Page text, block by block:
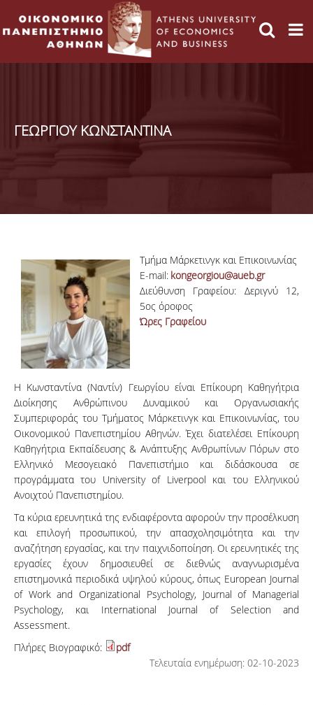
ΓΕΩΡΓΙΟΥ ΚΩΝΣΤΑΝΤΙΝΑ
Τμήμα Μάρκετινγκ και Επικοινωνίας
E-mail: kongeorgiou@aueb.gr
Διεύθυνση Γραφείου: Δεριγνύ 12,
5ος όροφος
Ώρες Γραφείου
Η Κωνσταντίνα (Ναντίν) Γεωργίου είναι Επίκουρη Καθηγήτρια
Διοίκησης Ανθρώπινου Δυναμικού και Οργανωσιακής
Συμπεριφοράς του Τμήματος Μάρκετινγκ και Επικοινωνίας, του
Οικονομικού Πανεπιστημίου Αθηνών. Έχει διατελέσει Επίκουρη
Καθηγήτρια Εκπαίδευσης & Ανάπτυξης Ανθρωπίνων Πόρων στο
Ελληνικό Μεσογειακό Πανεπιστήμιο και διδάσκουσα σε
προγράμματα του University of Liverpool και του Ελληνικού
Ανοιχτού Πανεπιστημίου.
Τα κύρια ερευνητικά της ενδιαφέροντα αφορούν την προσέλκυση
και επιλογή προσωπικού, την απασχολησιμότητα και την
αναζήτηση εργασίας, και την παιχνιδοποίηση. Οι ερευνητικές της
εργασίες έχουν δημοσιευθεί σε διεθνώς αναγνωρισμένα
επιστημονικά περιοδικά υψηλού κύρους, όπως European Journal
of Work and Organizational Psychology, Journal of Managerial
Psychology, και International Journal of Selection and
Assessment.
Πλήρες Βιογραφικό:
pdf
Τελευταία ενημέρωση: 02-10-2023